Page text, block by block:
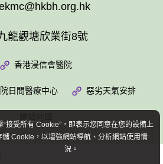
龍觀塘欣業街8號
香港浸信會醫院
日間醫療中心 惡劣天氣安排
“接受所有 Cookie”，即表示您同意在您的設備上
儲 Cookie，以增強網站導航、分析網站使用情
況。